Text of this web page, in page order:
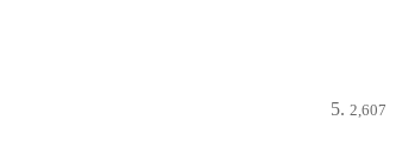
2,607